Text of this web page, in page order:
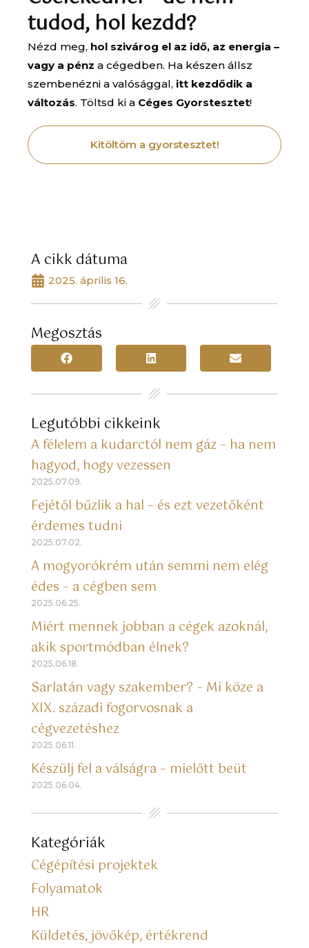
tudod, hol kezdd?
Nézd meg, hol szivárog el az idő, az energia –
vagy a pénz a cégedben. Ha készen állsz
szembenézni a valósággal, itt kezdődik a
változás. Töltsd ki a Céges Gyorstesztet!
Kitöltöm a gyorstesztet!
A cikk dátuma
2025. április 16.
Megosztás
Legutóbbi cikkeink
A félelem a kudarctól nem gáz – ha nem
hagyod, hogy vezessen
2025.07.09.
Fejétől bűzlik a hal – és ezt vezetőként
érdemes tudni
2025.07.02.
A mogyorókrém után semmi nem elég
édes – a cégben sem
2025.06.25.
Miért mennek jobban a cégek azoknál,
akik sportmódban élnek?
2025.06.18.
Sarlatán vagy szakember? – Mi köze a
XIX. századi fogorvosnak a
cégvezetéshez
2025.06.11.
Készülj fel a válságra – mielőtt beüt
2025.06.04.
Kategóriák
Cégépítési projektek
Folyamatok
HR
Küldetés, jövőkép, értékrend